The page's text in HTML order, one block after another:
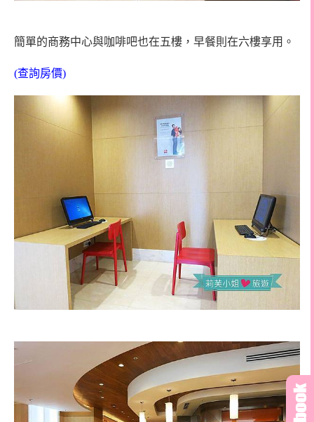
簡單的商務中心與咖啡吧也在五樓，早餐則在六樓享用。
(查詢房價)